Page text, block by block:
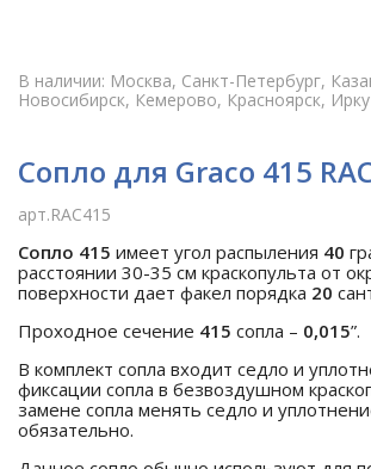
В наличии: Москва, Санкт-Петербург,
Новосибирск, Кемерово, Красноярск,
Сопло для Graco 415
арт.RAC415
Сопло 415 имеет угол распыления 40
расстоянии 30-35 см краскопульта от
поверхности дает факел порядка 20
Проходное сечение 415 сопла – 0,015”.
В комплект сопла входит седло и
фиксации сопла в безвоздушном
замене сопла менять седло и
обязательно.